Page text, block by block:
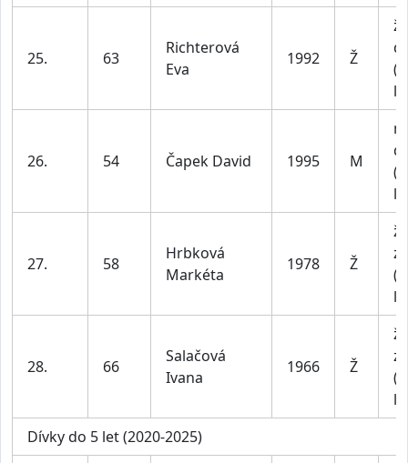
25. 63
Richterová
Eva
1992 Ž
26. 54 Čapek David 1995 M
27. 58
Hrbková
Markéta
1978 Ž
28. 66
Salačová
Ivana
1966 Ž
Dívky do 5 let (2020-2025)